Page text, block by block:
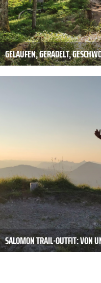
GELAUFEN, GERADELT,
SALOMON TRAIL-OUTFIT: VON